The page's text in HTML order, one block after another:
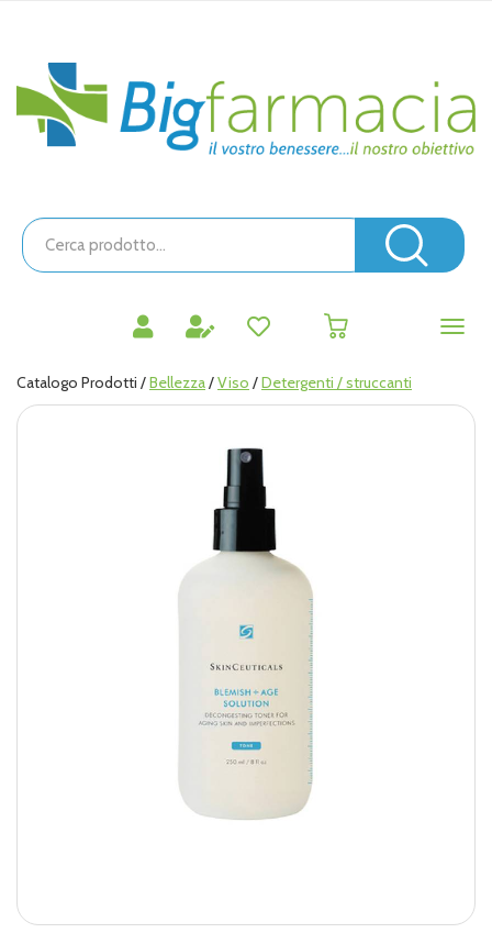
principaleBigfarmacia
Cerca
Prodotto
Catalogo Prodotti /Bellezza/Viso /Detergenti / struccanti